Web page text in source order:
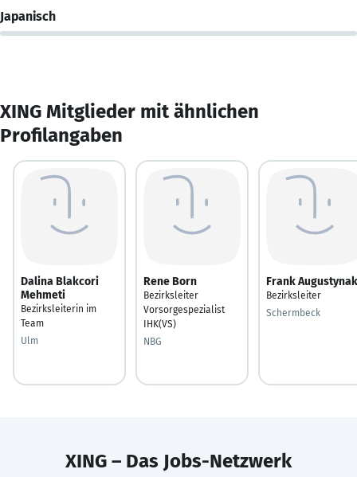
Japanisch
XING Mitglieder mit ähnlichen
Profilangaben
Dalina Blakcori
Mehmeti
Bezirksleiterin im
Team
Ulm
Rene Born
Bezirksleiter
Vorsorgespezialist
IHK(VS)
NBG
Frank Augustynak
Bezirksleiter
Schermbeck
XING – Das Jobs-Netzwerk